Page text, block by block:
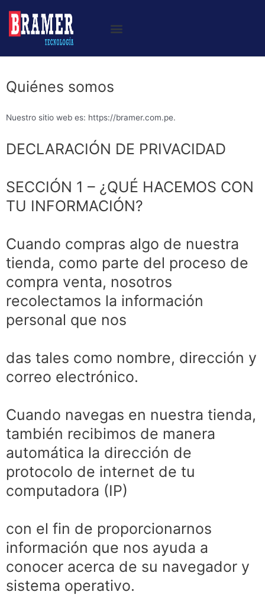
Quiénes somos
Nuestro sitio web es: https://bramer.com.pe.
DECLARACIÓN DE PRIVACIDAD
SECCIÓN 1 – ¿QUÉ HACEMOS CON
TU INFORMACIÓN?
Cuando compras algo de nuestra
tienda, como parte del proceso de
compra venta, nosotros
recolectamos la información
personal que nos
das tales como nombre, dirección y
correo electrónico.
Cuando navegas en nuestra tienda,
también recibimos de manera
automática la dirección de
protocolo de internet de tu
computadora (IP)
con el fin de proporcionarnos
información que nos ayuda a
conocer acerca de su navegador y
sistema operativo.